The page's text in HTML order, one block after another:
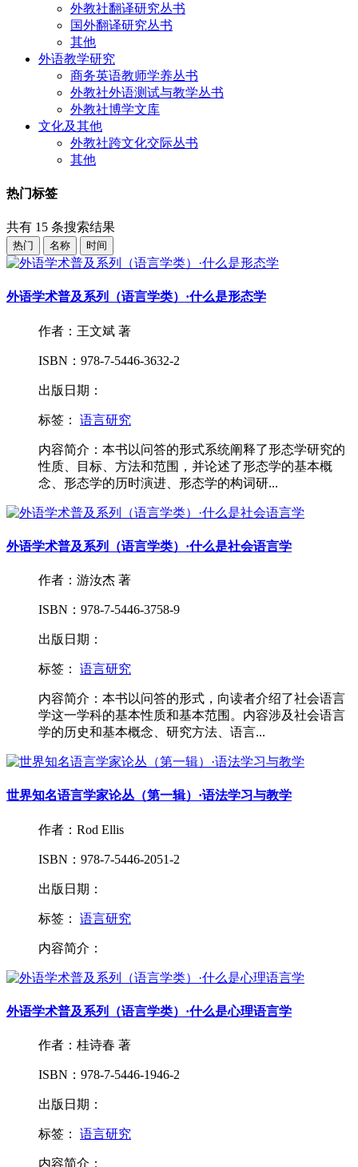
外教社翻译研究丛书
国外翻译研究丛书
其他
外语教学研究
商务英语教师学养丛书
外教社外语测试与教学丛书
外教社博学文库
文化及其他
外教社跨文化交际丛书
其他
热门标签
共有 15 条搜索结果
热门 名称 时间
外语学术普及系列（语言学类）·什么是形态学
作者：王文斌 著
ISBN：978-7-5446-3632-2
出版日期：
标签： 语言研究
内容简介：本书以问答的形式系统阐释了形态学研究的
性质、目标、方法和范围，并论述了形态学的基本概
念、形态学的历时演进、形态学的构词研...
外语学术普及系列（语言学类）·什么是社会语言学
作者：游汝杰 著
ISBN：978-7-5446-3758-9
出版日期：
标签： 语言研究
内容简介：本书以问答的形式，向读者介绍了社会语言
学这一学科的基本性质和基本范围。内容涉及社会语言
学的历史和基本概念、研究方法、语言...
世界知名语言学家论丛（第一辑）·语法学习与教学
作者：Rod Ellis
ISBN：978-7-5446-2051-2
出版日期：
标签： 语言研究
内容简介：
外语学术普及系列（语言学类）·什么是心理语言学
作者：桂诗春 著
ISBN：978-7-5446-1946-2
出版日期：
标签： 语言研究
内容简介：